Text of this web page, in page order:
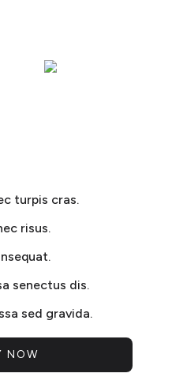
turpis cras.
risus.
senectus dis.
sed gravida.
NOW